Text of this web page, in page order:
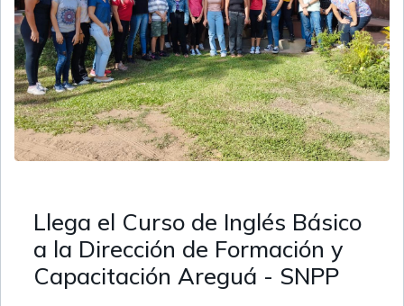
Llega el Curso de Inglés Básico
a la Dirección de Formación y
Capacitación Areguá - SNPP